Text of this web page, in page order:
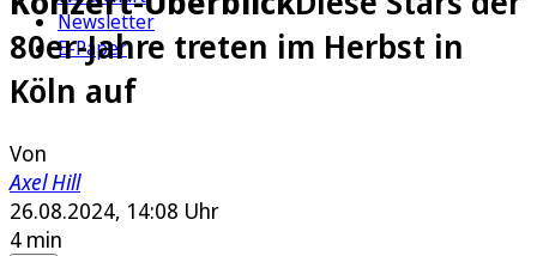
Newsletter
E-Paper
80er-Jahre treten im Herbst in
Köln auf
Von
Axel Hill
26.08.2024, 14:08 Uhr
4 min